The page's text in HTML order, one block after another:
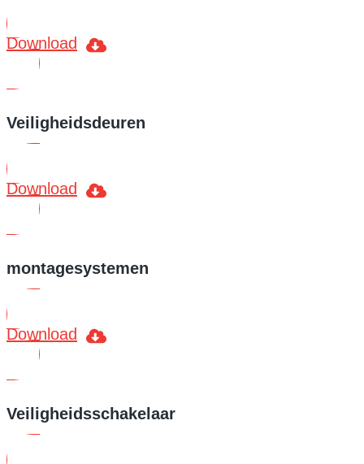
Download
Veiligheidsdeuren
Download
montagesystemen
Download
Veiligheidsschakelaar